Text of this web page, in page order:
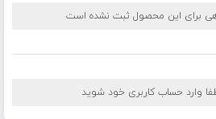
برای این محصول ثبت نشده است
وارد حساب کاربری خود شوید